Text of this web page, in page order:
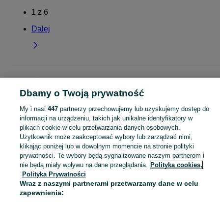
1 z 6
Dalej
Podlaskie
Pajacyki - Białystok Pajacyki - Bema
KATEGORIA
ubranko do chrztu dla chłopca,ubranko do chrztu dla dziewczynki,ubranko
Zobacz
Mapa kategorii
Mapa miejscowości
Dbamy o Twoją prywatność
My i nasi 447partnerzy przechowujemy lub uzyskujemy dostęp do
informacji na urządzeniu, takich jak unikalne identyfikatory w
plikach cookie w celu przetwarzania danych osobowych.
Użytkownik może zaakceptować wybory lub zarządzać nimi,
klikając poniżej lub w dowolnym momencie na stronie polityki
prywatności. Te wybory będą sygnalizowane naszym partnerom i
nie będą miały wpływu na dane przeglądania. Polityka cookies,
Polityka Prywatności
Wraz z naszymi partnerami przetwarzamy dane w celu
zapewnienia: